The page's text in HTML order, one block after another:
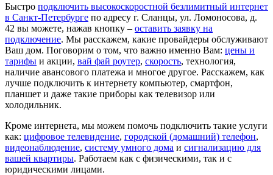
Быстро подключить высокоскоростной безлимитный интернет
в Санкт-Петербурге по адресу г. Сланцы, ул. Ломоносова, д.
42 вы можете, нажав кнопку – оставить заявку на
подключение. Мы расскажем, какие провайдеры обслуживают
Ваш дом. Поговорим о том, что важно именно Вам: цены и
тарифы и акции, вай фай роутер, скорость, технология,
наличие авансового платежа и многое другое. Расскажем, как
лучше подключить к интернету компьютер, смартфон,
планшет и даже такие приборы как телевизор или
холодильник.
Кроме интернета, мы можем помочь подключить такие услуги
как: цифровое телевидение, городской (домашний) телефон,
видеонаблюдение, систему умного дома и сигнализацию для
вашей квартиры. Работаем как с физическими, так и с
юридическими лицами.